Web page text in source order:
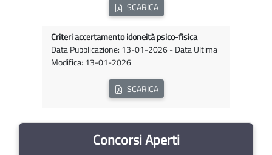
SCARICA
Criteri accertamento idoneità psico-fisica
Data Pubblicazione: 13-01-2026 - Data Ultima
Modifica: 13-01-2026
SCARICA
Concorsi Aperti